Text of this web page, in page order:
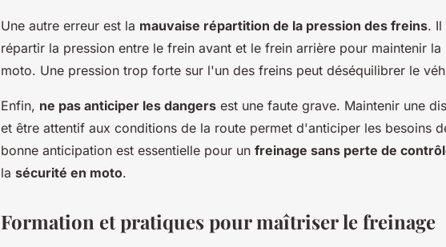
Une autre erreur est la mauvaise répartition de la pression des freins. Il
répartir la pression entre le frein avant et le frein arrière pour maintenir la
moto. Une pression trop forte sur l'un des freins peut déséquilibrer le
Enfin, ne pas anticiper les dangers est une faute grave. Maintenir une
et être attentif aux conditions de la route permet d'anticiper les besoins
bonne anticipation est essentielle pour un freinage sans perte de
la sécurité en moto.
Formation et pratiques pour maîtriser le freinage